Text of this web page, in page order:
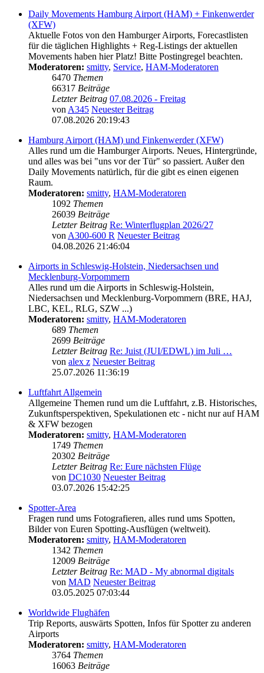
Daily Movements Hamburg Airport (HAM) + Finkenwerder
(XFW)
Aktuelle Fotos von den Hamburger Airports, Forecastlisten
für die täglichen Highlights + Reg-Listings der aktuellen
Movements haben hier Platz! Bitte Postingregel beachten.
Moderatoren: smitty, Service, HAM-Moderatoren
6470 Themen
66317 Beiträge
Letzter Beitrag 07.08.2026 - Freitag
vonA345 Neuester Beitrag
07.08.2026 20:19:43
Hamburg Airport (HAM) und Finkenwerder (XFW)
Alles rund um die Hamburger Airports. Neues, Hintergründe,
und alles was bei "uns vor der Tür" so passiert. Außer den
Daily Movements natürlich, für die gibt es einen eigenen
Raum.
Moderatoren: smitty, HAM-Moderatoren
1092 Themen
26039 Beiträge
Letzter Beitrag Re: Winterflugplan 2026/27
vonA300-600 R Neuester Beitrag
04.08.2026 21:46:04
Airports in Schleswig-Holstein, Niedersachsen und
Mecklenburg-Vorpommern
Alles rund um die Airports in Schleswig-Holstein,
Niedersachsen und Mecklenburg-Vorpommern (BRE, HAJ,
LBC, KEL, RLG, SZW ...)
Moderatoren: smitty, HAM-Moderatoren
689 Themen
2699 Beiträge
Letzter Beitrag Re: Juist (JUI/EDWL) im Juli …
von alex z Neuester Beitrag
25.07.2026 11:36:19
Luftfahrt Allgemein
Allgemeine Themen rund um die Luftfahrt, z.B. Historisches,
Zukunftsperspektiven, Spekulationen etc - nicht nur auf HAM
& XFW bezogen
Moderatoren: smitty, HAM-Moderatoren
1749 Themen
20302 Beiträge
Letzter Beitrag Re: Eure nächsten Flüge
von DC1030 Neuester Beitrag
03.07.2026 15:42:25
Spotter-Area
Fragen rund ums Fotografieren, alles rund ums Spotten,
Bilder von Euren Spotting-Ausflügen (weltweit).
Moderatoren: smitty, HAM-Moderatoren
1342 Themen
12009 Beiträge
Letzter Beitrag Re: MAD - My abnormal digitals
von MAD Neuester Beitrag
03.05.2025 07:03:44
Worldwide Flughäfen
Trip Reports, auswärts Spotten, Infos für Spotter zu anderen
Airports
Moderatoren: smitty, HAM-Moderatoren
3764 Themen
16063 Beiträge